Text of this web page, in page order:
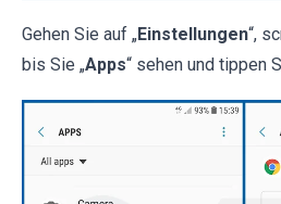
Gehen Sie auf „Einstellungen“,
bis Sie „Apps“ sehen und tippen